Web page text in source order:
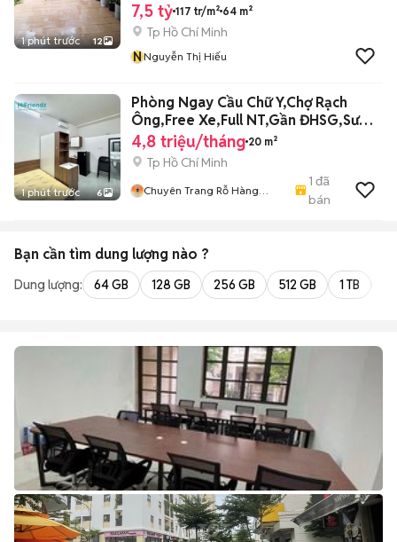
1 phút trước 12
7,5 tỷ 117 tr/m² 64 m²
Tp Hồ Chí Minh
NNguyễn Thị Hiếu
1 phút trước 6
Phòng Ngay Cầu Chữ Y,Chợ Rạch
Ông,Free Xe,Full NT,Gần ĐHSG,Sư
Phạm
4,8 triệu/tháng 20 m²
Tp Hồ Chí Minh
Chuyên Trang Rỗ Hàng
1 đã
bán
Bạn cần tìm dung lượng nào ?
Dung lượng: 64 GB 128 GB 256 GB 512 GB 1 TB